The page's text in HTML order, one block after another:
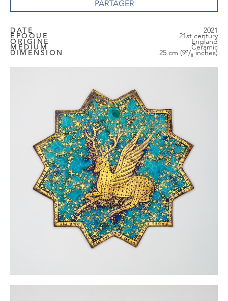
DATE 2021
EPOQUE 21st century
ORIGINE England
MEDIUM Ceramic
DIMENSION 25 cm (9⁷/₈ inches)